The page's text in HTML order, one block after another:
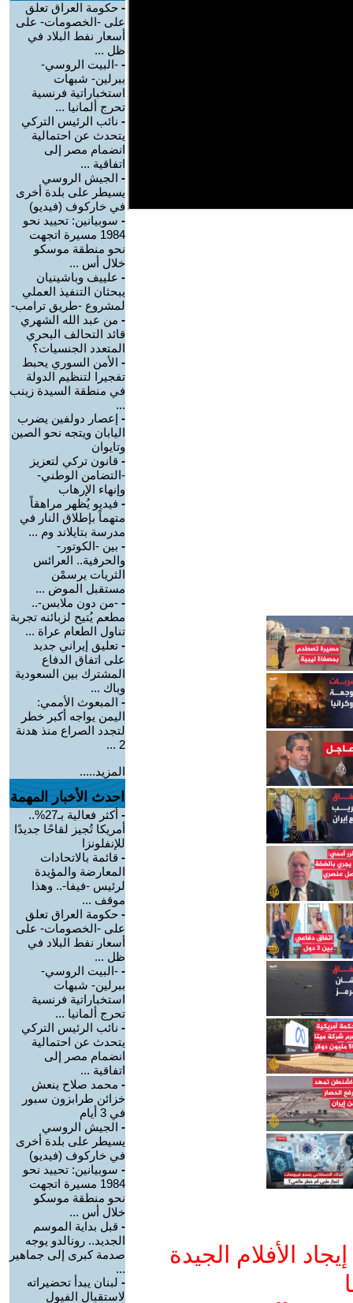
الأفلام الجيدة
- حكومة العراق تعلق
على -الخصومات- على
أسعار نفط البلاد في
ظل ...
- -البيت الروسي-
ببرلين- شبهات
استخباراتية فرنسية
تحرج ألمانيا ...
- نائب الرئيس التركي
يتحدث عن احتمالية
انضمام مصر إلى
اتفاقية ...
- الجيش الروسي
يسيطر على بلدة أخرى
في خاركوف (فيديو)
- سوبيانين: تحييد نحو
1984 مسيرة اتجهت
نحو منطقة موسكو
خلال أس ...
- علييف وباشينيان
يبحثان التنفيذ العملي
لمشروع -طريق ترامب-
- من عبد الله الشهري
قائد التحالف البحري
المتعدد الجنسيات؟
- الأمن السوري يحبط
تفجيرا لتنظيم الدولة
في منطقة السيدة زينب
...
- إعصار دولفين يضرب
اليابان ويتجه نحو الصين
وتايوان
- قانون تركي لتعزيز
-التضامن الوطني-
وإنهاء الإرهاب
- فيديو يُظهر مراهقاً
متهماً بإطلاق النار في
مدرسة بتايلاند وم ...
- بين -الكوتور-
والحرفية.. العرائس
الثريات يرسمْن
مستقبل الموض ...
- -من دون ملابس-..
مطعم يُتيح لزبائنه تجربة
تناول الطعام عراة ...
- تعليق إيراني جديد
على اتفاق الدفاع
المشترك بين السعودية
وباك ...
- المبعوث الأممي:
اليمن يواجه أكبر خطر
لتجدد الصراع منذ هدنة
2 ...
المزيد.....
احدث الأخبار المهمة
-
أكثر فعالية بـ27%..
أمريكا تُجيز لقاحًا جديدًا
للإنفلونزا
- قائمة بالاتحادات
المعارضة والمؤيدة
لرئيس -فيفا-.. وهذا
موقف ...
- حكومة العراق تعلق
على -الخصومات- على
أسعار نفط البلاد في
ظل ...
- -البيت الروسي-
ببرلين- شبهات
استخباراتية فرنسية
تحرج ألمانيا ...
- نائب الرئيس التركي
يتحدث عن احتمالية
انضمام مصر إلى
اتفاقية ...
- محمد صلاح ينعش
خزائن طرابزون سبور
في 3 أيام
- الجيش الروسي
يسيطر على بلدة أخرى
في خاركوف (فيديو)
- سوبيانين: تحييد نحو
1984 مسيرة اتجهت
نحو منطقة موسكو
خلال أس ...
- قبل بداية الموسم
الجديد.. رونالدو يوجه
صدمة كبرى إلى جماهير
...
- لبنان يبدأ تحضيراته
لاستقبال الفيول